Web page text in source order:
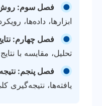
●
فصل سوم:
ابزارها، داده‌ها،
●
فصل چهارم:
تحلیل، مقایسه با
●
فصل پنجم:
یافته‌ها، نتیجه‌گیری